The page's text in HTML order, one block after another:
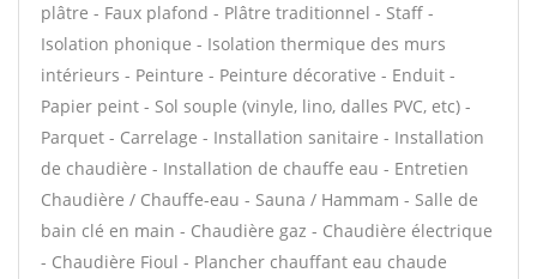
plâtre - Faux plafond - Plâtre traditionnel - Staff -
Isolation phonique - Isolation thermique des murs
intérieurs - Peinture - Peinture décorative - Enduit -
Papier peint - Sol souple (vinyle, lino, dalles PVC, etc) -
Parquet - Carrelage - Installation sanitaire - Installation
de chaudière - Installation de chauffe eau - Entretien
Chaudière / Chauffe-eau - Sauna / Hammam - Salle de
bain clé en main - Chaudière gaz - Chaudière électrique
- Chaudière Fioul - Plancher chauffant eau chaude